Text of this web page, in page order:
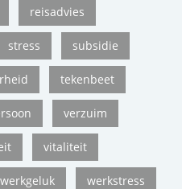
reisadvies
stress subsidie
tekenbeet
verzuim
vitaliteit
werkgeluk werkstress